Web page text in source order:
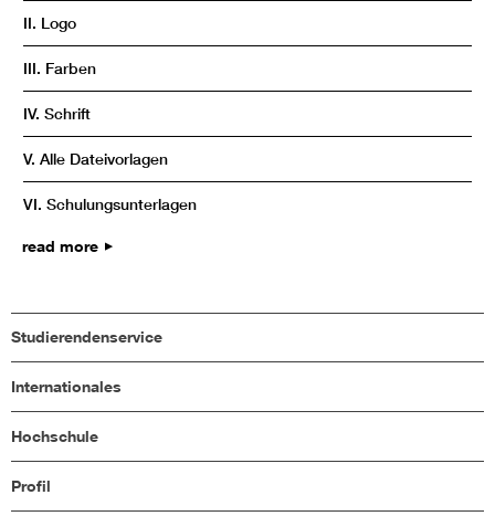
II. Logo
III. Farben
IV. Schrift
V. Alle Dateivorlagen
VI. Schulungsunterlagen
read more
Studierendenservice
Internationales
Hochschule
Profil